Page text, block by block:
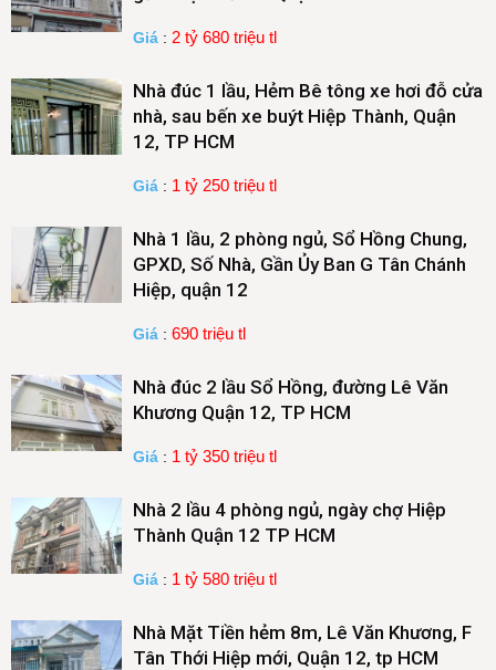
Giá : 2 tỷ 680 triệu tl
Nhà đúc 1 lầu, Hẻm Bê tông xe hơi đỗ cửa
nhà, sau bến xe buýt Hiệp Thành, Quận
12, TP HCM
Giá : 1 tỷ 250 triệu tl
Nhà 1 lầu, 2 phòng ngủ, Sổ Hồng Chung,
GPXD, Số Nhà, Gần Ủy Ban G Tân Chánh
Hiệp, quận 12
Giá : 690 triệu tl
Nhà đúc 2 lầu Sổ Hồng, đường Lê Văn
Khương Quận 12, TP HCM
Giá : 1 tỷ 350 triệu tl
Nhà 2 lầu 4 phòng ngủ, ngày chợ Hiệp
Thành Quận 12 TP HCM
Giá : 1 tỷ 580 triệu tl
Nhà Mặt Tiền hẻm 8m, Lê Văn Khương, F
Tân Thới Hiệp mới, Quận 12, tp HCM